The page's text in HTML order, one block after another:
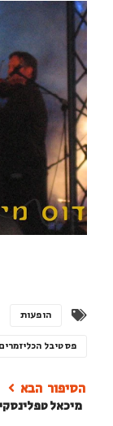
הופעות
פסטיבל הכליזמרים
מיכאל